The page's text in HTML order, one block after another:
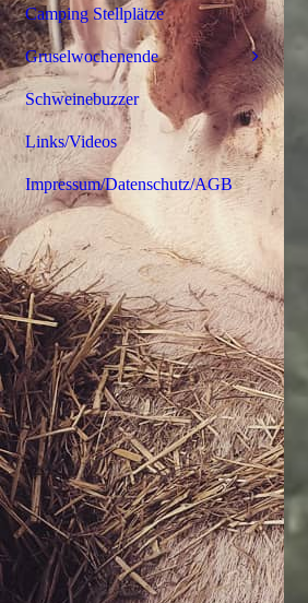
Camping Stellplätze
Gruselwochenende
Schweinebuzzer
Links/Videos
Impressum/Datenschutz/AGB